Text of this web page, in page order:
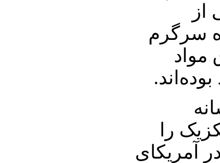
از
سرگرم
مواد
را
آمریکای